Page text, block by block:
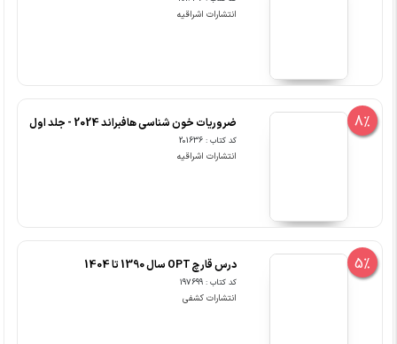
انتشارات اشراقیه
8% ضروریات خون شناسی هافبراند 2024 - جلد اول
کد کتاب : 201636
انتشارات اشراقیه
5% درس قارچ OPT سال 1390 تا 1404
کد کتاب : 197699
انتشارات کشفی